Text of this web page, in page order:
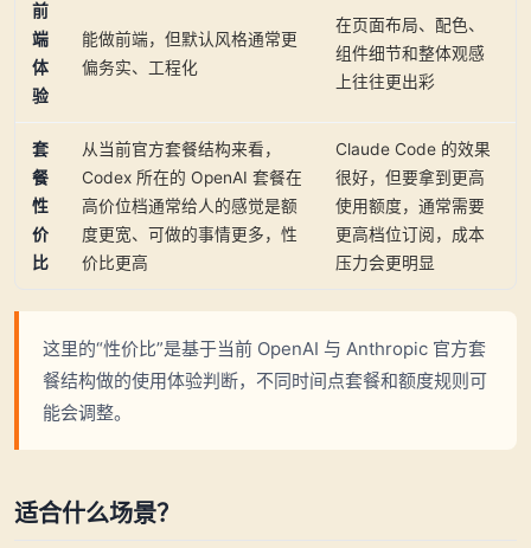
前
端
体
验
能做前端，但默认风格通常更
偏务实、工程化
在页面布局、配色、
组件细节和整体观感
上往往更出彩
套
餐
性
价
比
从当前官方套餐结构来看，
Codex 所在的 OpenAI 套餐在
高价位档通常给人的感觉是额
度更宽、可做的事情更多，性
价比更高
Claude Code 的效果
很好，但要拿到更高
使用额度，通常需要
更高档位订阅，成本
压力会更明显
这里的“性价比”是基于当前 OpenAI 与 Anthropic 官方套
餐结构做的使用体验判断，不同时间点套餐和额度规则可
能会调整。
适合什么场景？